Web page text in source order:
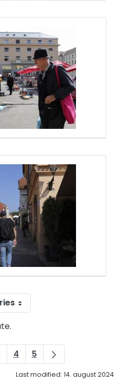
Pagina
4 Pagina
5
Last modified: 14. august 2024